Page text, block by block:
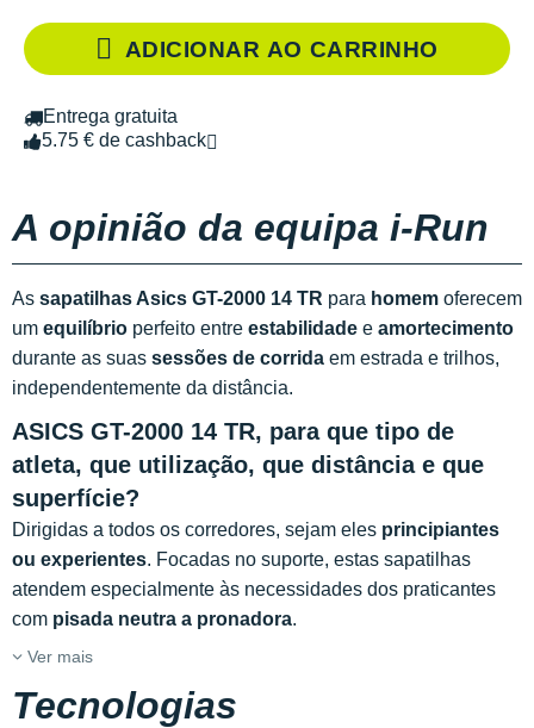
ADICIONAR AO CARRINHO
Entrega gratuita
5.75 € de cashback
A opinião da equipa i-Run
As sapatilhas Asics GT-2000 14 TR para homem oferecem
um equilíbrio perfeito entre estabilidade e amortecimento
durante as suas sessões de corrida em estrada e trilhos,
independentemente da distância.
ASICS GT-2000 14 TR, para que tipo de
atleta, que utilização, que distância e que
superfície?
Dirigidas a todos os corredores, sejam eles principiantes
ou experientes. Focadas no suporte, estas sapatilhas
atendem especialmente às necessidades dos praticantes
com pisada neutra a pronadora.
Ver mais
Tecnologias